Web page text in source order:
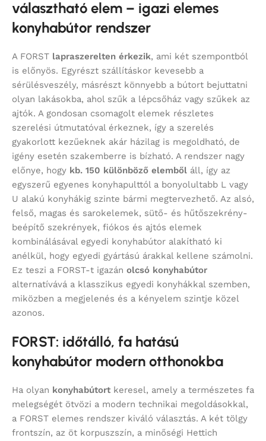
választható elem – igazi elemes
konyhabútor rendszer
A FORST lapraszerelten érkezik, ami két szempontból
is előnyös. Egyrészt szállításkor kevesebb a
sérülésveszély, másrészt könnyebb a bútort bejuttatni
olyan lakásokba, ahol szűk a lépcsőház vagy szűkek az
ajtók. A gondosan csomagolt elemek részletes
szerelési útmutatóval érkeznek, így a szerelés
gyakorlott kezűeknek akár házilag is megoldható, de
igény esetén szakemberre is bízható. A rendszer nagy
előnye, hogy kb. 150 különböző elemből áll, így az
egyszerű egyenes konyhapulttól a bonyolultabb L vagy
U alakú konyhákig szinte bármi megtervezhető. Az alsó,
felső, magas és sarokelemek, sütő- és hűtőszekrény-
beépítő szekrények, fiókos és ajtós elemek
kombinálásával egyedi konyhabútor alakítható ki
anélkül, hogy egyedi gyártású árakkal kellene számolni.
Ez teszi a FORST-t igazán olcsó konyhabútor
alternatívává a klasszikus egyedi konyhákkal szemben,
miközben a megjelenés és a kényelem szintje közel
azonos.
FORST: időtálló, fa hatású
konyhabútor modern otthonokba
Ha olyan konyhabútort keresel, amely a természetes fa
melegségét ötvözi a modern technikai megoldásokkal,
a FORST elemes rendszer kiváló választás. A két tölgy
frontszín, az öt korpuszszín, a minőségi Hettich